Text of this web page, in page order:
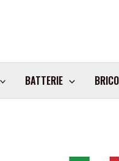
BATTERIE